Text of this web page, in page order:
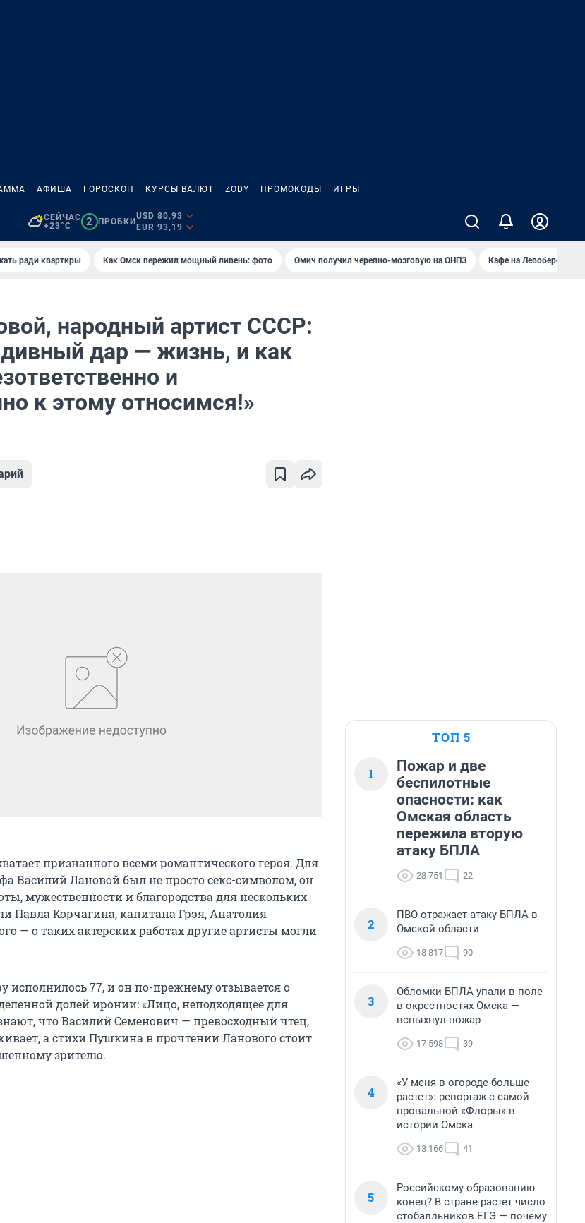
АФИША ГОРОСКОП КУРСЫ ВАЛЮТ ZODY ПРОМОКОДЫ ИГРЫ
СЕЙЧАС
+23°C
2 ПРОБКИ
USD 80,93
EUR 93,19
ради квартиры Как Омск пережил мощный ливень: фото Омич получил черепно-мозговую на ОНПЗ Кафе на Левобережье
народный артист СССР:
дар — жизнь, и как
и
к этому относимся!»
признанного всеми романтического героя. Для
Василий Лановой был не просто секс-символом, он
мужественности и благородства для нескольких
Павла Корчагина, капитана Грэя, Анатолия
— о таких актерских работах другие артисты могли
исполнилось 77, и он по-прежнему отзывается о
долей иронии: «Лицо, неподходящее для
что Василий Семенович — превосходный чтец,
а стихи Пушкина в прочтении Ланового стоит
зрителю.
ТОП 5
1
Пожар и две
беспилотные
опасности: как
Омская область
пережила вторую
атаку БПЛА
28 751 22
2
ПВО отражает атаку БПЛА в
Омской области
18 817 90
3
Обломки БПЛА упали в поле
в окрестностях Омска —
вспыхнул пожар
17 598 39
4
«У меня в огороде больше
растет»: репортаж с самой
провальной «Флоры» в
истории Омска
13 166 41
5
Российскому образованию
конец? В стране растет число
стобалльников ЕГЭ — почему